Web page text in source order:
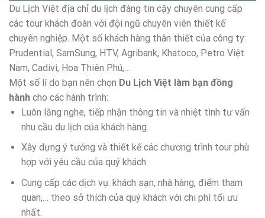
Du Lịch Việt địa chỉ du lịch đáng tin cậy chuyên cung cấp
các tour khách đoàn với đội ngũ chuyên viên thiết kế
chuyên nghiệp. Một số khách hàng thân thiết của công ty:
Prudential, SamSung, HTV, Agribank, Khatoco, Petro Việt
Nam, Cadivi, Hoa Thiên Phú,…
Một số lí do bạn nên chọn Du Lịch Việt làm bạn đồng
hành cho các hành trình:
Luôn lắng nghe, tiếp nhận thông tin và nhiệt tình tư vấn
nhu cầu du lịch của khách hàng.
Xây dựng ý tưởng và thiết kế các chương trình tour phù
hợp với yêu cầu của quý khách.
Cung cấp các dịch vụ: khách sạn, nhà hàng, điểm tham
quan,… theo sở thích của quý khách với chi phí tối ưu
nhất.